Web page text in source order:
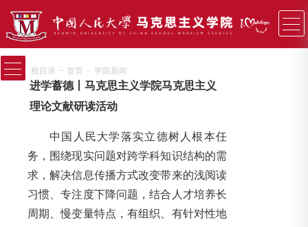
根目录 − 首页 − 学院新闻
进学蓄德丨马克思主义学院马克思主义
理论文献研读活动
中国人民大学落实立德树人根本任
务，围绕现实问题对跨学科知识结构的需
求，解决信息传播方式改变带来的浅阅读
习惯、专注度下降问题，结合人才培养长
周期、慢变量特点，有组织、有针对性地